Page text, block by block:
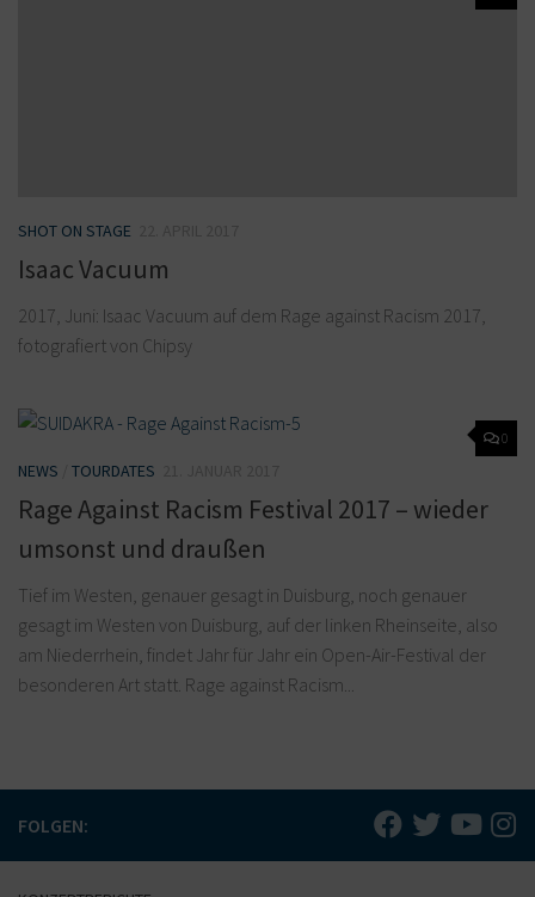
SHOT ON STAGE
Isaac Vacuum
2017, Juni: Isaac Vacuum auf dem Rage against Racism 2017,
fotografiert von Chipsy
0
NEWS TOURDATES
Rage Against Racism Festival 2017 – wieder
umsonst und draußen
Tief im Westen, genauer gesagt in Duisburg, noch genauer
gesagt im Westen von Duisburg, auf der linken Rheinseite, also
am Niederrhein, findet Jahr für Jahr ein Open-Air-Festival der
besonderen Art statt. Rage against Racism...
FOLGEN: